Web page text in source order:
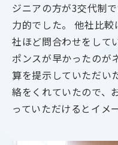
ジニアの方が3交代制
力的でした。 他社比
社ほど問合わせをして
ポンスが早かったのが
算を提示していただい
絡をくれていたので、
っていただけるとイメ